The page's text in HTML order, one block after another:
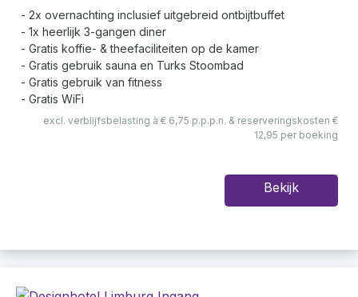
2x overnachting inclusief uitgebreid ontbijtbuffet
1x heerlijk 3-gangen diner
Gratis koffie- & theefaciliteiten op de kamer
Gratis gebruik sauna en Turks Stoombad
Gratis gebruik van fitness
Gratis WiFi
excl. verblijfsbelasting à € 6,75 p.p.p.n. & reserveringskosten €
12,95 per boeking
Bekijk